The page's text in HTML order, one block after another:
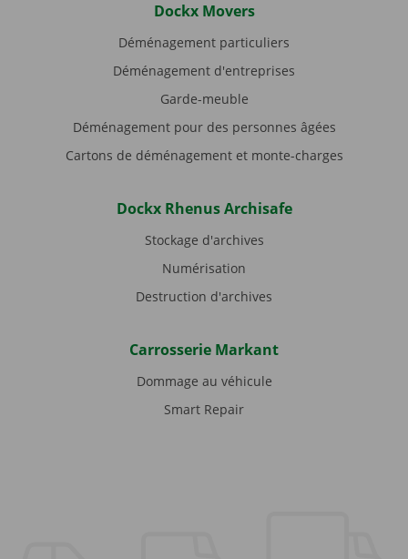
Dockx Movers
Déménagement particuliers
Déménagement d'entreprises
Garde-meuble
Déménagement pour des personnes âgées
Cartons de déménagement et monte-charges
Dockx Rhenus Archisafe
Stockage d'archives
Numérisation
Destruction d'archives
Carrosserie Markant
Dommage au véhicule
Smart Repair